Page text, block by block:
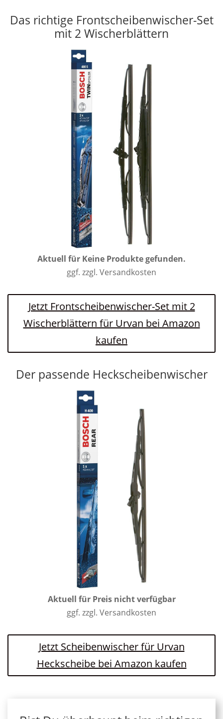
Das richtige Frontscheibenwischer-Set
mit 2 Wischerblättern
Aktuell für Keine Produkte gefunden.
ggf. zzgl. Versandkosten
Jetzt Frontscheibenwischer-Set mit 2
Wischerblättern für Urvan bei Amazon
kaufen
Der passende Heckscheibenwischer
Aktuell für Preis nicht verfügbar
ggf. zzgl. Versandkosten
Jetzt Scheibenwischer für Urvan
Heckscheibe bei Amazon kaufen